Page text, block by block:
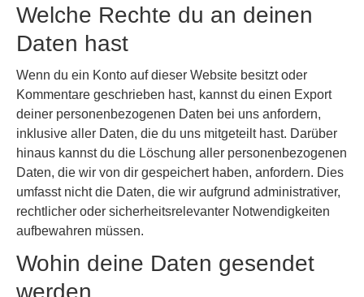
Welche Rechte du an deinen
Daten hast
Wenn du ein Konto auf dieser Website besitzt oder
Kommentare geschrieben hast, kannst du einen Export
deiner personenbezogenen Daten bei uns anfordern,
inklusive aller Daten, die du uns mitgeteilt hast. Darüber
hinaus kannst du die Löschung aller personenbezogenen
Daten, die wir von dir gespeichert haben, anfordern. Dies
umfasst nicht die Daten, die wir aufgrund administrativer,
rechtlicher oder sicherheitsrelevanter Notwendigkeiten
aufbewahren müssen.
Wohin deine Daten gesendet
werden